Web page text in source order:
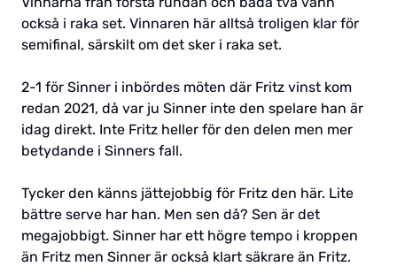
också i raka set. Vinnaren här alltså troligen klar för
semifinal, särskilt om det sker i raka set.
2-1 för Sinner i inbördes möten där Fritz vinst kom
redan 2021, då var ju Sinner inte den spelare han är
idag direkt. Inte Fritz heller för den delen men mer
betydande i Sinners fall.
Tycker den känns jättejobbig för Fritz den här. Lite
bättre serve har han. Men sen då? Sen är det
megajobbigt. Sinner har ett högre tempo i kroppen
än Fritz men Sinner är också klart säkrare än Fritz.